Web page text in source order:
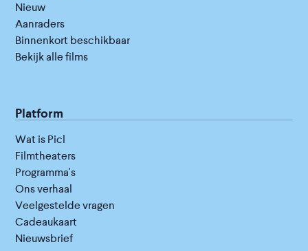
Nieuw
Aanraders
Binnenkort beschikbaar
Bekijk alle films
Platform
Wat is Picl
Filmtheaters
Programma's
Ons verhaal
Veelgestelde vragen
Cadeaukaart
Nieuwsbrief